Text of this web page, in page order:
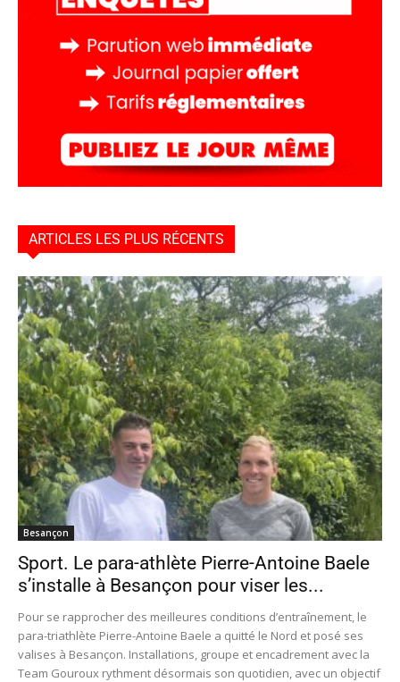
ARTICLES LES PLUS RÉCENTS
Besançon
Sport. Le para-athlète Pierre-Antoine Baele
s’installe à Besançon pour viser les...
Pour se rapprocher des meilleures conditions d’entraînement, le
para-triathlète Pierre-Antoine Baele a quitté le Nord et posé ses
valises à Besançon. Installations, groupe et encadrement avec la
Team Gouroux rythment désormais son quotidien, avec un objectif